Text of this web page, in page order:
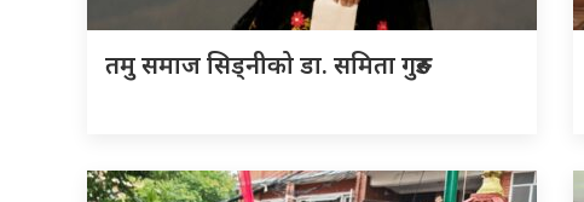
तमु समाज सिड्नीको डा. समिता गुरुङ